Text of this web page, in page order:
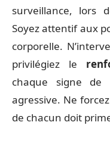
surveillance, lors
Soyez attentif aux
corporelle.
privilégiez le
chaque signe
agressive. Ne
de chacun doit